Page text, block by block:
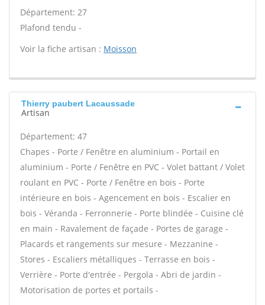
Département: 27
Plafond tendu -
Voir la fiche artisan : Moisson
Thierry paubert Lacaussade
Artisan
Département: 47
Chapes - Porte / Fenêtre en aluminium - Portail en
aluminium - Porte / Fenêtre en PVC - Volet battant / Volet
roulant en PVC - Porte / Fenêtre en bois - Porte
intérieure en bois - Agencement en bois - Escalier en
bois - Véranda - Ferronnerie - Porte blindée - Cuisine clé
en main - Ravalement de façade - Portes de garage -
Placards et rangements sur mesure - Mezzanine -
Stores - Escaliers métalliques - Terrasse en bois -
Verrière - Porte d'entrée - Pergola - Abri de jardin -
Motorisation de portes et portails -